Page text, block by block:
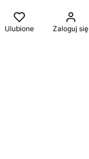
Ulubione Zaloguj się